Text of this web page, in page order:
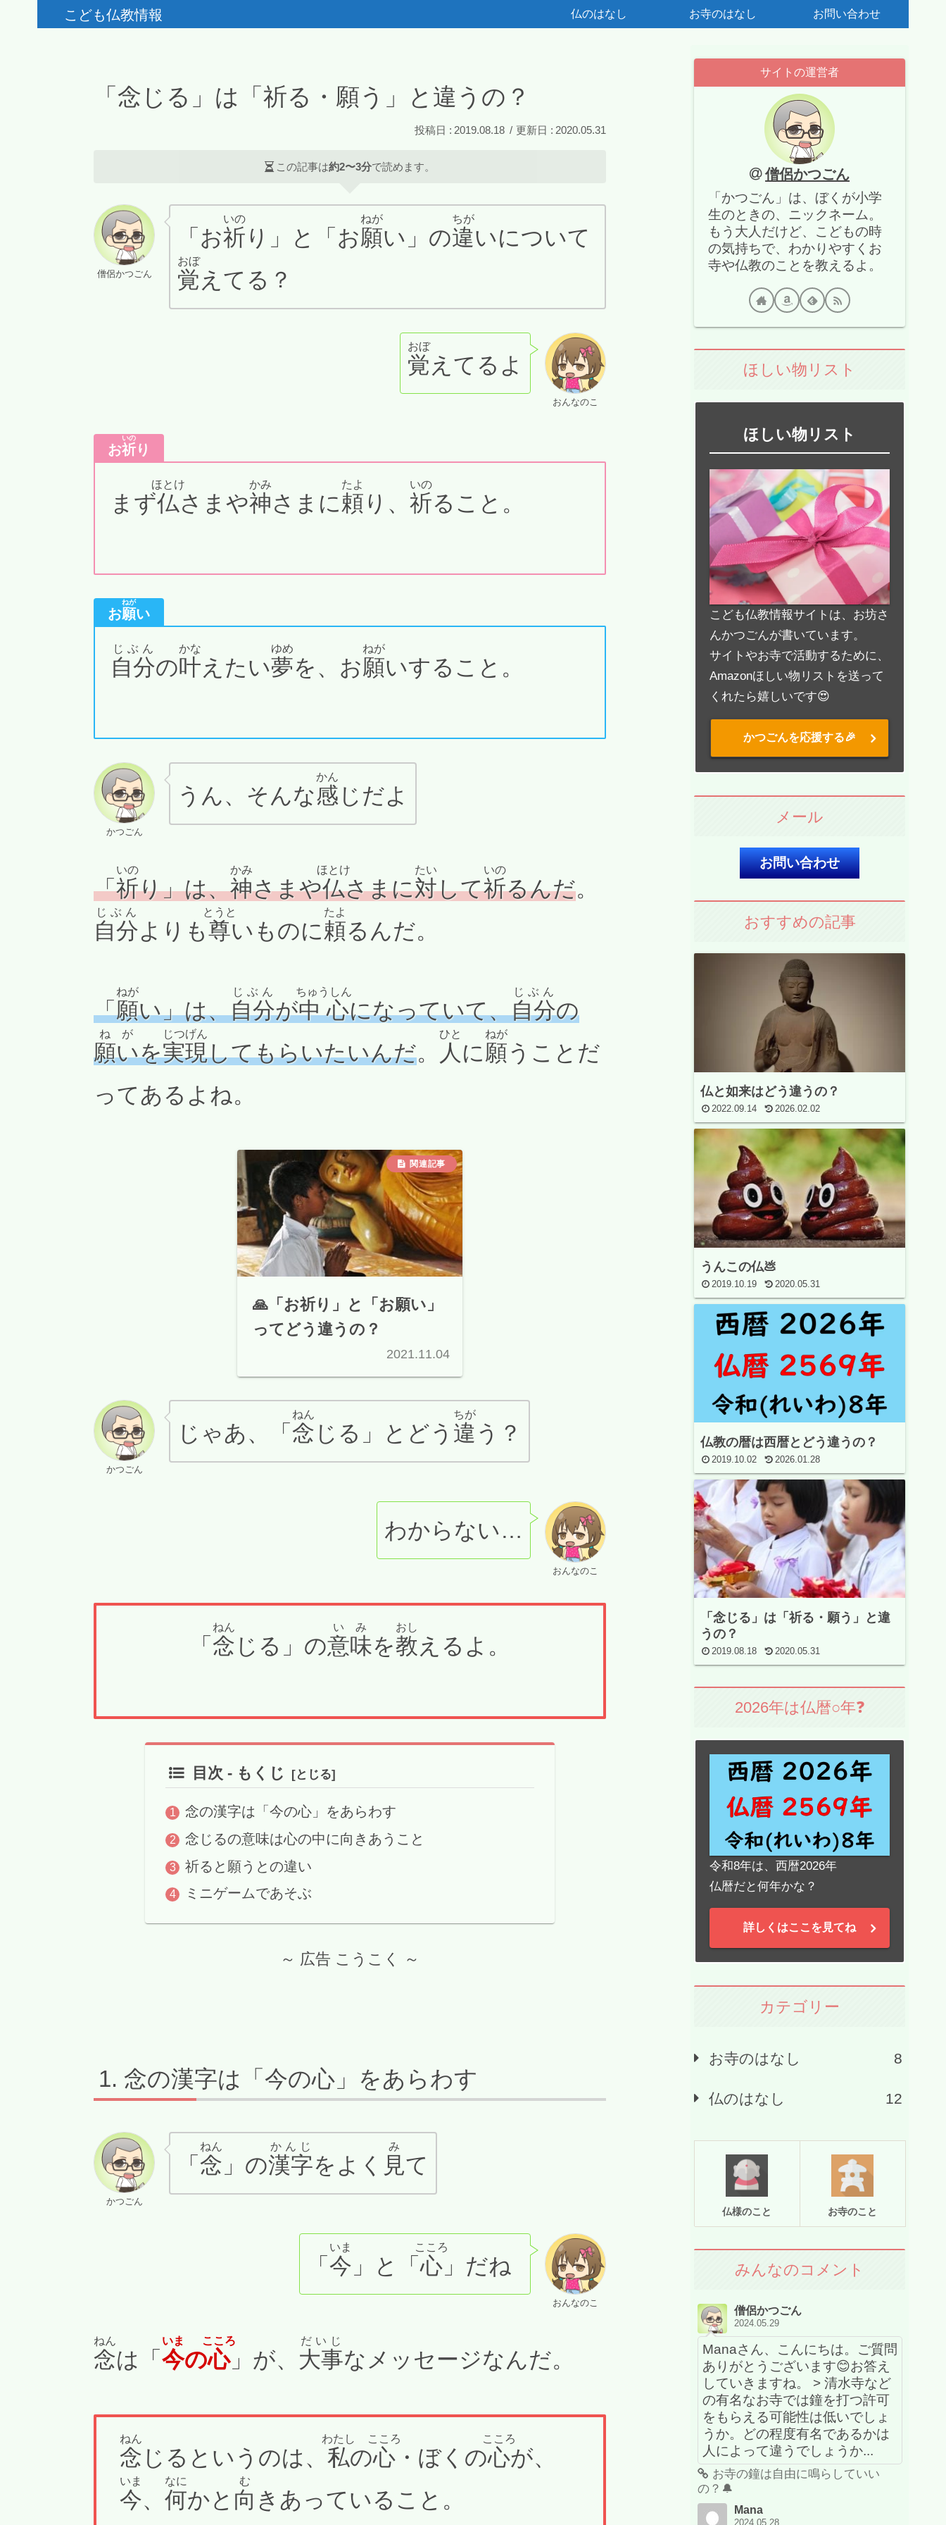
こども仏教情報 仏のはなし お寺のはなし お問い合わせ
「念じる」は「祈る・願う」と違うの？
2019.08.18 2020.05.31
この記事は約2〜3分で読めます。
僧侶かつごん
「お祈
いの
り」と「お願
ねが
い」の違
ちが
いについて
覚
おぼ
えてる？
おんなのこ
覚
おぼ
えてるよ
お祈
いの
り
まず仏
ほとけ
さまや神
かみ
さまに頼
たよ
り、 祈
いの
ること。
お願
ねが
い
自分
じぶん
の叶
かな
えたい夢
ゆめ
を、お願
ねが
いすること。
かつごん
うん、そんな感
かん
じだよ
「祈
いの
り」は、神
かみ
さまや仏
ほとけ
さまに対
たい
して祈
いの
るんだ。
自分
じぶん
よりも尊
とうと
いものに頼
たよ
るんだ。
「願
ねが
い」は、自分
じぶん
が中心
ちゅうしん
になっていて、自分
じぶん
の
願い
ねが
を実現
じつげん
してもらいたいんだ。 人
ひと
に願
ねが
うことだ
ってあるよね。
🙏「お祈り」と「お願い」
ってどう違うの？
2021.11.04
かつごん
じゃあ、「念
ねん
じる」とどう 違
ちが
う？
おんなのこ
わからない…
「 念
ねん
じる」の意味
いみ
を教
おし
えるよ。
目次 - もくじ
念の漢字は「今の心」をあらわす
念じるの意味は心の中に向きあうこと
祈ると願うとの違い
ミニゲームであそぶ
～ 広告 こうこく ～
念の漢字は「今の心」をあらわす
かつごん
「念
ねん
」の漢字
かんじ
をよく 見
み
て
おんなのこ
「 今
いま
」と「心
こころ
」だね
念
ねん
は「 今
いま
の心
こころ
」が、 大事
だいじ
なメッセージなんだ。
念
ねん
じるというのは、 私
わたし
の心
こころ
・ぼくの心
こころ
が、
今
いま
、 何
なに
かと 向
む
きあっていること。
サイトの運営者
僧侶かつごん
「かつごん」は、ぼくが小学
生のときの、ニックネーム。
もう大人だけど、こどもの時
の気持ちで、わかりやすくお
寺や仏教のことを教えるよ。
ほしい物リスト
ほしい物リスト
こども仏教情報サイトは、お坊さ
んかつごんが書いています。
サイトやお寺で活動するために、
Amazonほしい物リストを送って
くれたら嬉しいです😍
かつごんを応援する🎉
メール
お問い合わせ
おすすめの記事
仏と如来はどう違うの？
2022.09.14 2026.02.02
うんこの仏💩
2019.10.19 2020.05.31
仏教の暦は西暦とどう違うの？
2019.10.02 2026.01.28
「念じる」は「祈る・願う」と違
うの？
2019.08.18 2020.05.31
2026年は仏暦○年❓
令和8年は、西暦2026年
仏暦だと何年かな？
詳しくはここを見てね
カテゴリー
お寺のはなし 8
仏のはなし 12
仏様のこと お寺のこと
みんなのコメント
僧侶かつごん
2024.05.29
Manaさん、こんにちは。ご質問
ありがとうございます😊お答え
していきますね。 > 清水寺など
の有名なお寺では鐘を打つ許可
をもらえる可能性は低いでしょ
うか。どの程度有名であるかは
人によって違うでしょうか...
お寺の鐘は自由に鳴らしていい
の？🔔
Mana
2024.05.28